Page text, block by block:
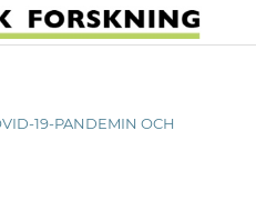
19-PANDEMIN OCH